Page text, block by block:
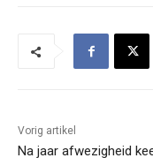
Vorig artikel
Na jaar afwezigheid